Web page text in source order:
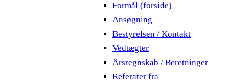
Formål (forside)
Ansøgning
Bestyrelsen / Kontakt
Vedtægter
Årsregnskab / Beretninger
Referater fra